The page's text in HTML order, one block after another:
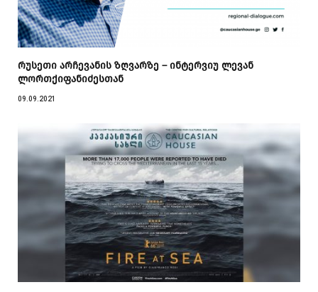
რუსეთი არჩევანის ზღვარზე – ინტერვიუ ლევან
ლორთქიფანიძესთან
09.09.2021